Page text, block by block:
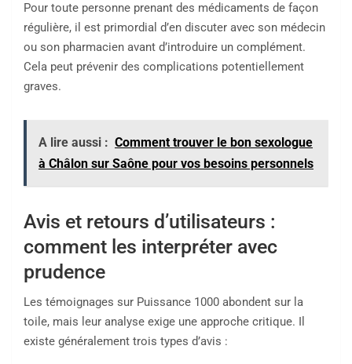
Pour toute personne prenant des médicaments de façon
régulière, il est primordial d’en discuter avec son médecin
ou son pharmacien avant d’introduire un complément.
Cela peut prévenir des complications potentiellement
graves.
A lire aussi : Comment trouver le bon sexologue
à Châlon sur Saône pour vos besoins personnels
Avis et retours d’utilisateurs :
comment les interpréter avec
prudence
Les témoignages sur Puissance 1000 abondent sur la
toile, mais leur analyse exige une approche critique. Il
existe généralement trois types d’avis :